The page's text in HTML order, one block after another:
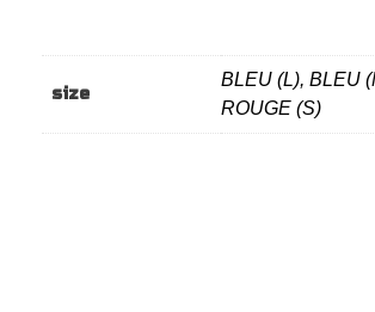
size
BLEU (L), BLEU
ROUGE (S)